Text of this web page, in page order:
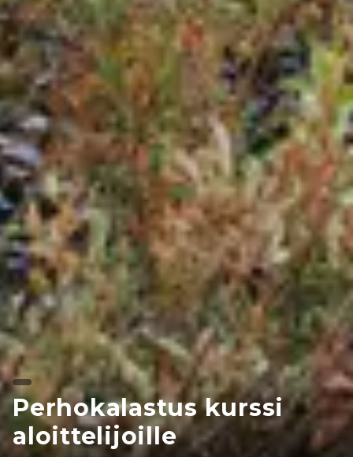
Perhokalastus kurssi
aloittelijoille